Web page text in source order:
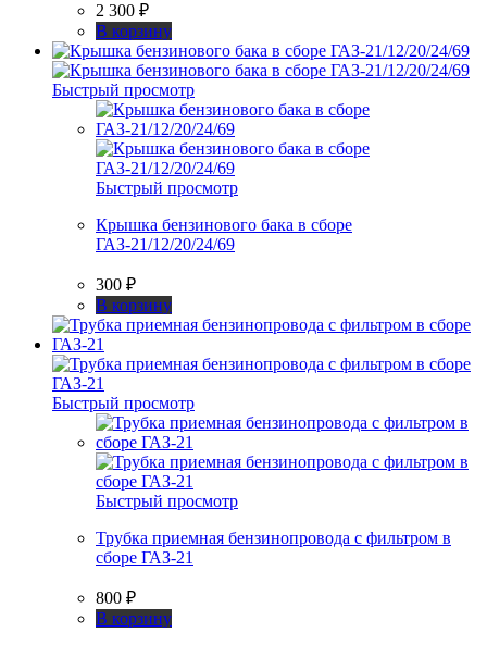
2 300 ₽
В корзину
Быстрый просмотр
Быстрый просмотр
Крышка бензинового бака в сборе
ГАЗ-21/12/20/24/69
300 ₽
В корзину
Быстрый просмотр
Быстрый просмотр
Трубка приемная бензинопровода с фильтром в
сборе ГАЗ-21
800 ₽
В корзину